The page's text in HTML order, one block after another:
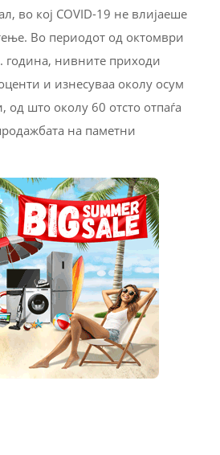
во кој COVID-19 не влијаеше
Во периодот од октомври
година, нивните приходи
и изнесуваа околу осум
од што околу 60 отсто отпаѓа
на паметни